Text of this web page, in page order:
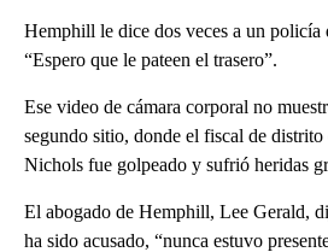
Hemphill le dice dos veces a un policía
“Espero que le pateen el trasero”.
Ese video de cámara corporal no
segundo sitio, donde el fiscal de
Nichols fue golpeado y sufrió heridas
El abogado de Hemphill, Lee Gerald,
ha sido acusado, “nunca estuvo